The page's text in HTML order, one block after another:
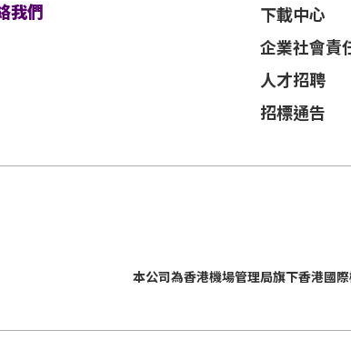
我們
下載中心
企業社會責
人才招聘
招標通告
本公司為香港機場管理局旗下香港國